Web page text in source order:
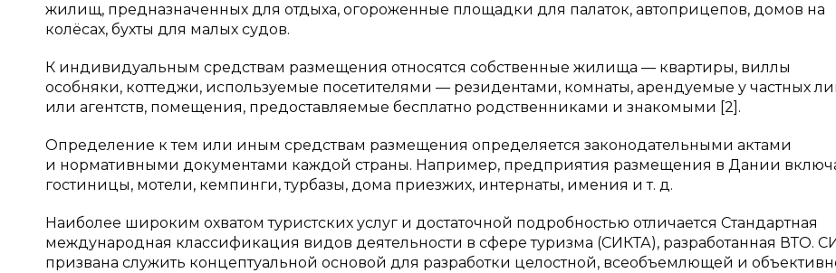
жилищ, предназначенных для отдыха, огороженные площадки для палаток, автоприцепов, домов на
колёсах, бухты для малых судов.
К индивидуальным средствам размещения относятся собственные жилища — квартиры, виллы
особняки, коттеджи, используемые посетителями — резидентами, комнаты, арендуемые у частных
или агентств, помещения, предоставляемые бесплатно родственниками и знакомыми [2].
Определение к тем или иным средствам размещения определяется законодательными актами
и нормативными документами каждой страны. Например, предприятия размещения в Дании
гостиницы, мотели, кемпинги, турбазы, дома приезжих, интернаты, имения и т. д.
Наиболее широким охватом туристских услуг и достаточной подробностью отличается Стандартная
международная классификация видов деятельности в сфере туризма (СИКТА), разработанная ВТО.
призвана служить концептуальной основой для разработки целостной, всеобъемлющей и